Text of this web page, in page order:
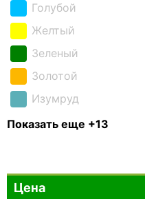
Голубой
Желтый
Зеленый
Золотой
Изумруд
Коричневый
Оранжевый
Показать еще +13
Цена